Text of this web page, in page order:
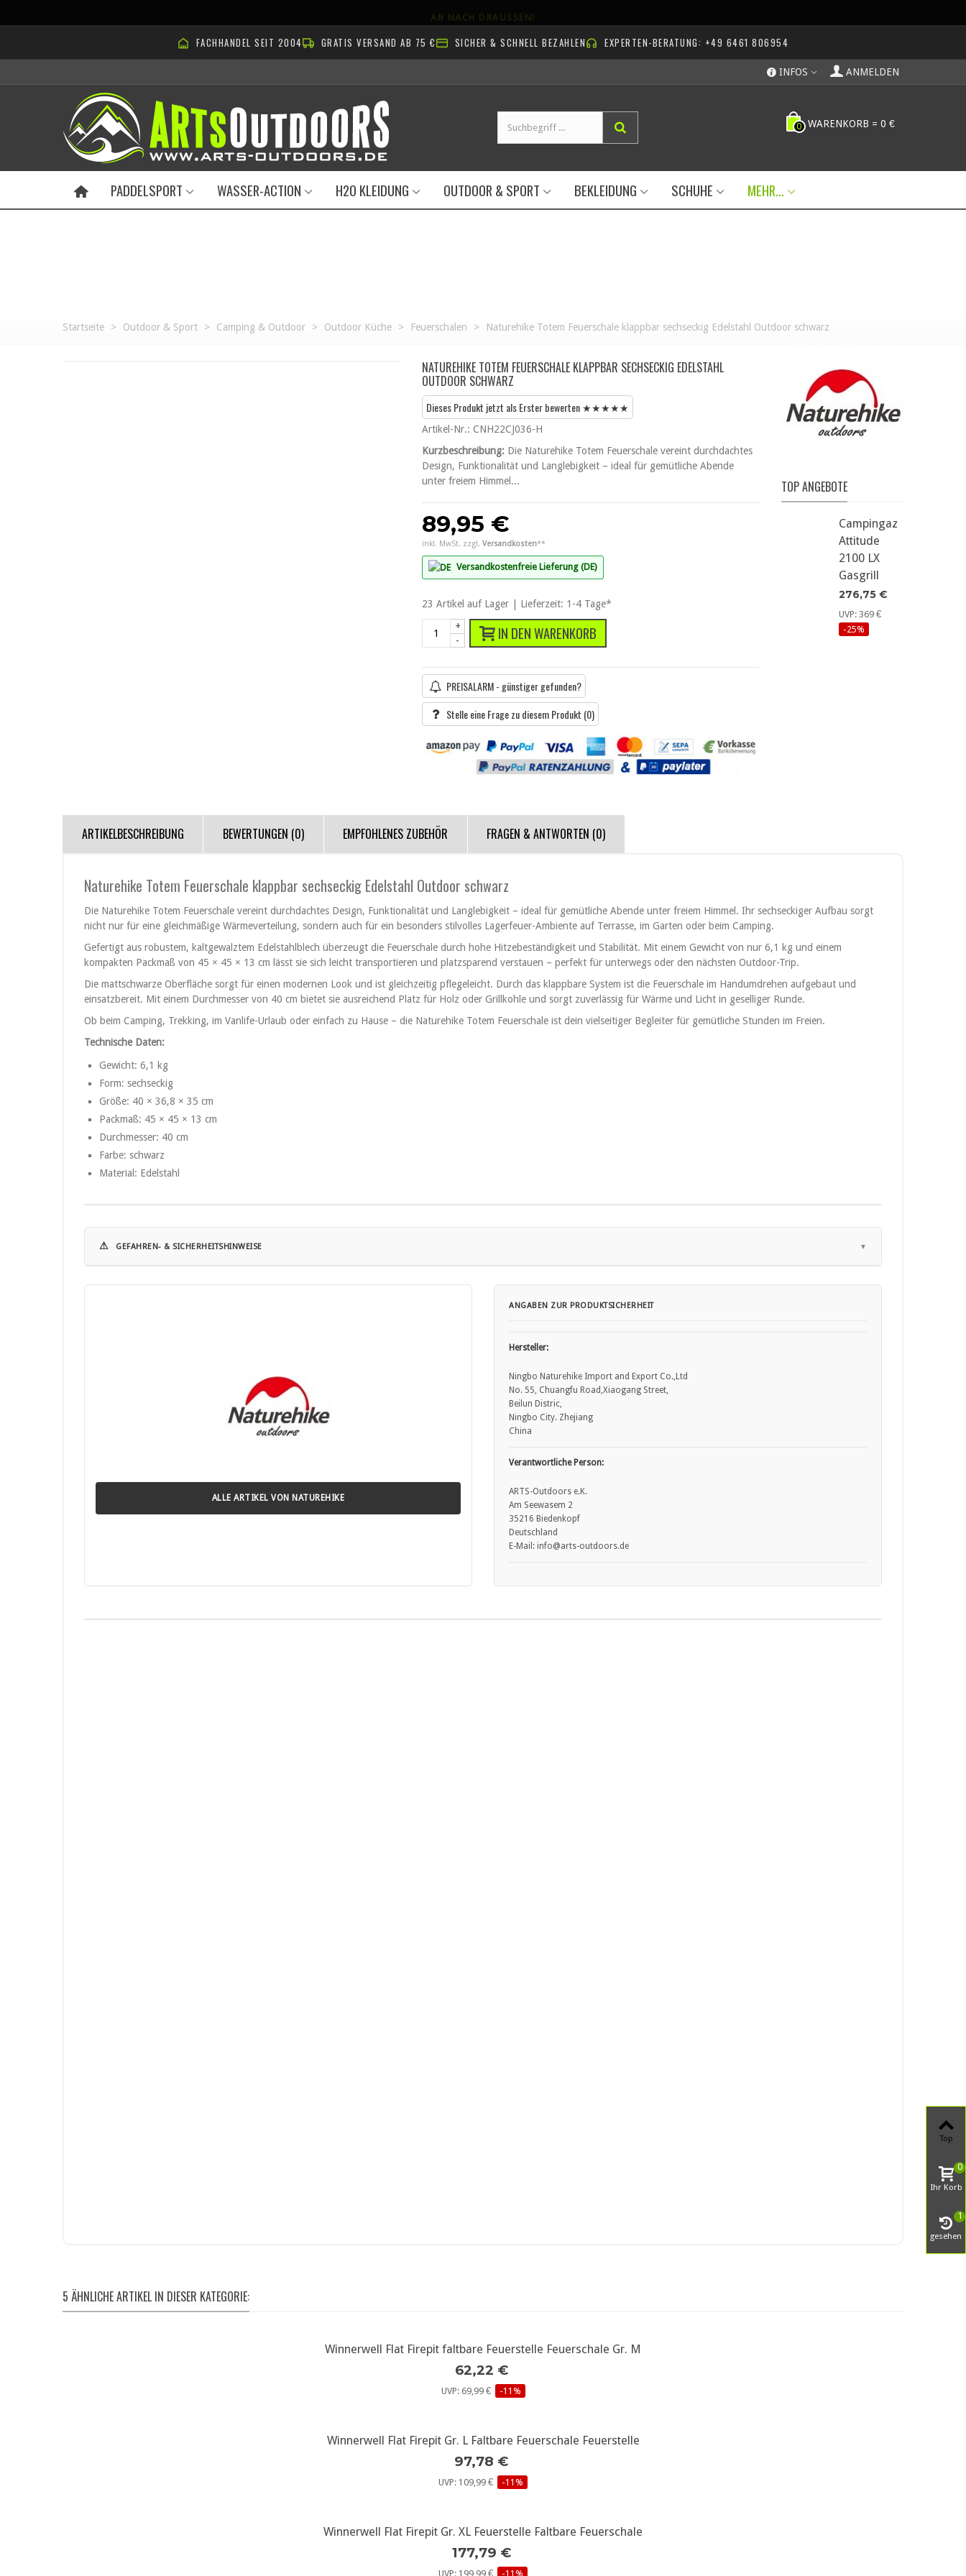
AB NACH DRAUSSEN!
FACHHANDEL SEIT 2004 GRATIS VERSAND AB 75 € SICHER & SCHNELL BEZAHLEN EXPERTEN-BERATUNG: +49 6461 806954
ANMELDEN
INFOS
0 WARENKORB = 0 €
PADDELSPORT WASSER-ACTION H2O KLEIDUNG OUTDOOR & SPORT BEKLEIDUNG SCHUHE MEHR...
Startseite > Outdoor & Sport > Camping & Outdoor > Outdoor Küche > Feuerschalen > Naturehike Totem Feuerschale klappbar sechseckig Edelstahl Outdoor schwarz
NATUREHIKE TOTEM FEUERSCHALE KLAPPBAR SECHSECKIG EDELSTAHL
OUTDOOR SCHWARZ
Dieses Produkt jetzt als Erster bewerten ★★★★★
Artikel-Nr.: CNH22CJ036-H
Kurzbeschreibung: Die Naturehike Totem Feuerschale vereint durchdachtes
Design, Funktionalität und Langlebigkeit – ideal für gemütliche Abende
unter freiem Himmel...
89,95 €
inkl. MwSt. zzgl. Versandkosten**
Versandkostenfreie Lieferung (DE)
23 Artikel auf Lager | Lieferzeit: 1-4 Tage*
-
+ IN DEN WARENKORB
PREISALARM - günstiger gefunden?
Stelle eine Frage zu diesem Produkt (0)
TOP ANGEBOTE
Campingaz
Attitude
2100 LX
Gasgrill
276,75 €
UVP: 369 €
-25%
ARTIKELBESCHREIBUNG BEWERTUNGEN (0) EMPFOHLENES ZUBEHÖR FRAGEN & ANTWORTEN (0)
Naturehike Totem Feuerschale klappbar sechseckig Edelstahl Outdoor schwarz
Die Naturehike Totem Feuerschale vereint durchdachtes Design, Funktionalität und Langlebigkeit – ideal für gemütliche Abende unter freiem Himmel. Ihr sechseckiger Aufbau sorgt
nicht nur für eine gleichmäßige Wärmeverteilung, sondern auch für ein besonders stilvolles Lagerfeuer-Ambiente auf Terrasse, im Garten oder beim Camping.
Gefertigt aus robustem, kaltgewalztem Edelstahlblech überzeugt die Feuerschale durch hohe Hitzebeständigkeit und Stabilität. Mit einem Gewicht von nur 6,1 kg und einem
kompakten Packmaß von 45 × 45 × 13 cm lässt sie sich leicht transportieren und platzsparend verstauen – perfekt für unterwegs oder den nächsten Outdoor-Trip.
Die mattschwarze Oberfläche sorgt für einen modernen Look und ist gleichzeitig pflegeleicht. Durch das klappbare System ist die Feuerschale im Handumdrehen aufgebaut und
einsatzbereit. Mit einem Durchmesser von 40 cm bietet sie ausreichend Platz für Holz oder Grillkohle und sorgt zuverlässig für Wärme und Licht in geselliger Runde.
Ob beim Camping, Trekking, im Vanlife-Urlaub oder einfach zu Hause – die Naturehike Totem Feuerschale ist dein vielseitiger Begleiter für gemütliche Stunden im Freien.
Technische Daten:
Gewicht: 6,1 kg
Form: sechseckig
Größe: 40 × 36,8 × 35 cm
Packmaß: 45 × 45 × 13 cm
Durchmesser: 40 cm
Farbe: schwarz
Material: Edelstahl
⚠ GEFAHREN- & SICHERHEITSHINWEISE
Hinweise zur Nutzung:
• Feuer niemals unbeaufsichtigt lassen.
• Kinder und Haustiere stets fernhalten und nicht in der Nähe spielen lassen.
• Sicherheitsabstand um die Feuerschale einhalten, um Funkenflug und Verbrennungen zu vermeiden.
• Vor dem Verlassen der Feuerschale Feuer vollständig löschen und Asche erkalten lassen.
ALLE ARTIKEL VON NATUREHIKE
ANGABEN ZUR PRODUKTSICHERHEIT
Hersteller:
Ningbo Naturehike Import and Export Co.,Ltd
No. 55, Chuangfu Road,Xiaogang Street,
Beilun Distric,
Ningbo City. Zhejiang
China
Verantwortliche Person:
ARTS-Outdoors e.K.
Am Seewasem 2
35216 Biedenkopf
Deutschland
E-Mail: info@arts-outdoors.de
5 ÄHNLICHE ARTIKEL IN DIESER KATEGORIE:
weitere Infos...
Winnerwell Flat Firepit faltbare Feuerstelle Feuerschale Gr. M
62,22 €
UVP: 69,99 € -11%
weitere Infos...
Winnerwell Flat Firepit Gr. L Faltbare Feuerschale Feuerstelle
97,78 €
UVP: 109,99 € -11%
weitere Infos...
Winnerwell Flat Firepit Gr. XL Feuerstelle Faltbare Feuerschale
177,79 €
UVP: 199,99 € -11%
Top
Ihr Korb
0
gesehen
1